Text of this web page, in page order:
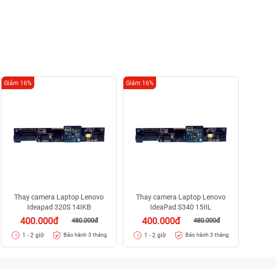
Thay camera Laptop Lenovo
Ideapad 320S 14IKB
400.000đ 480.000đ
Giảm 16%
1 - 2 giờ Bảo hành 3 tháng
Thay camera Laptop Lenovo
IdeaPad S340 15IIL
400.000đ 480.000đ
Giảm 16%
1 - 2 giờ Bảo hành 3 tháng